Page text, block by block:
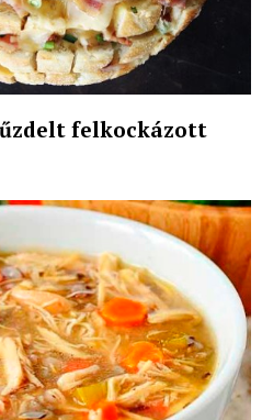
felkockázott